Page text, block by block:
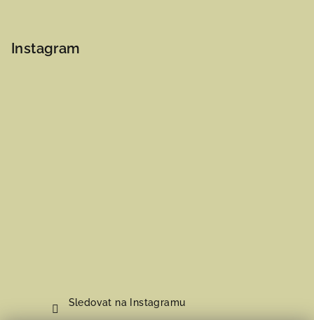
Instagram
Sledovat na Instagramu